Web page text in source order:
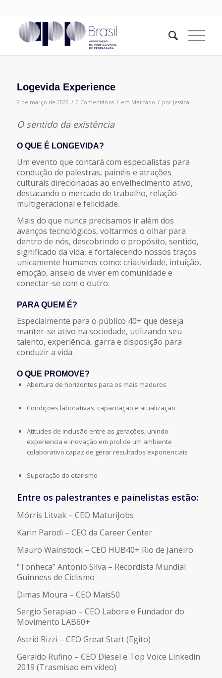
Logevida Experience
2 de março de 2020 / 0 Comentários / em Mercado / por Jessica
O sentido da existência
O QUE É LONGEVIDA?
Um evento que contará com especialistas para
condução de palestras, painéis e atrações
culturais direcionadas ao envelhecimento ativo,
destacando o mercado de trabalho, relação
multigeracional e felicidade.
Mais do que nunca precisamos ir além dos
avanços tecnológicos, voltarmos o olhar para
dentro de nós, descobrindo o propósito, sentido,
significado da vida, e fortalecendo nossos traços
unicamente humanos como: criatividade, intuição,
emoção, anseio de viver em comunidade e
conectar-se com o outro.
PARA QUEM É?
Especialmente para o público 40+ que deseja
manter-se ativo na sociedade, utilizando seu
talento, experiência, garra e disposição para
conduzir a vida.
O QUE PROMOVE?
Abertura de horizontes para os mais maduros
​Condições laborativas: capacitação e atualização
​Atitudes de inclusão entre as gerações, unindo
experiencia e inovação em prol de um ambiente
colaborativo capaz de gerar resultados exponenciais
Superação do etarismo
Entre os palestrantes e painelistas estão:
Mórris Litvak – CEO MaturiJobs
Karin Parodi – CEO da Career Center
Mauro Wainstock – CEO HUB40+ Rio de Janeiro
“Tonheca” Antonio Silva – Recordista Mundial
Guinness de Ciclismo
Dimas Moura – CEO Mais50
Sergio Serapiao – CEO Labora e Fundador do
Movimento LAB60+
Astrid Rizzi – CEO Great Start (Egito)
Geraldo Rufino – CEO Diesel e Top Voice Linkedin
2019 (Trasmisao em vídeo)